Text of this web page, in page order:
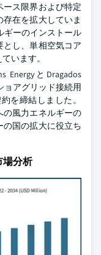
ス限界および特定
在を拡大していま
ギーのインストール
し、単相空気コア
います。
とDragados
ョアグリッド接続用
を締結しました。
の風力エネルギーの
国の拡大に役立ち
場分析